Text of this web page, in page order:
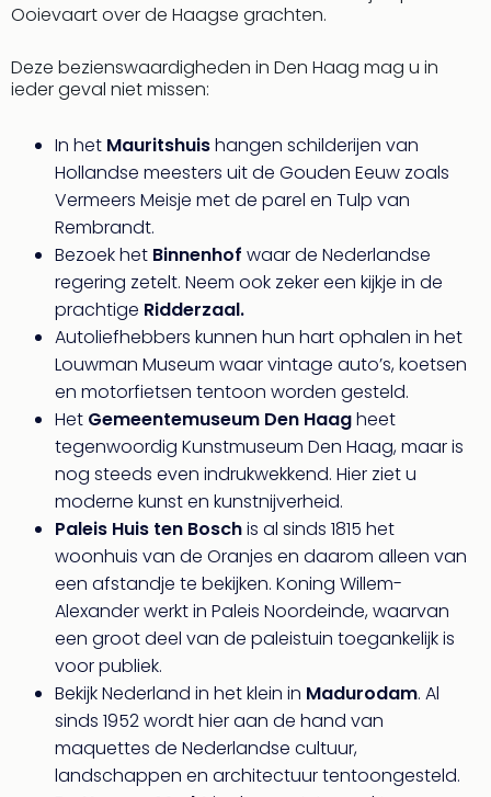
Ooievaart over de Haagse grachten.
Deze bezienswaardigheden in Den Haag mag u in
ieder geval niet missen:
In het Mauritshuishangen schilderijen van
Hollandse meesters uit de Gouden Eeuw zoals
Vermeers Meisje met de parel en Tulp van
Rembrandt.
Bezoek het Binnenhof waar de Nederlandse
regering zetelt. Neem ook zeker een kijkje in de
prachtige Ridderzaal.
Autoliefhebbers kunnen hun hart ophalen in het
Louwman Museum waar vintage auto’s, koetsen
en motorfietsen tentoon worden gesteld.
Het Gemeentemuseum Den Haagheet
tegenwoordig Kunstmuseum Den Haag, maar is
nog steeds even indrukwekkend. Hier ziet u
moderne kunst en kunstnijverheid.
Paleis Huis ten Boschis al sinds 1815 het
woonhuis van de Oranjes en daarom alleen van
een afstandje te bekijken. Koning Willem-
Alexander werkt in Paleis Noordeinde, waarvan
een groot deel van de paleistuin toegankelijk is
voor publiek.
Bekijk Nederland in het klein in Madurodam. Al
sinds 1952 wordt hier aan de hand van
maquettes de Nederlandse cultuur,
landschappen en architectuur tentoongesteld.